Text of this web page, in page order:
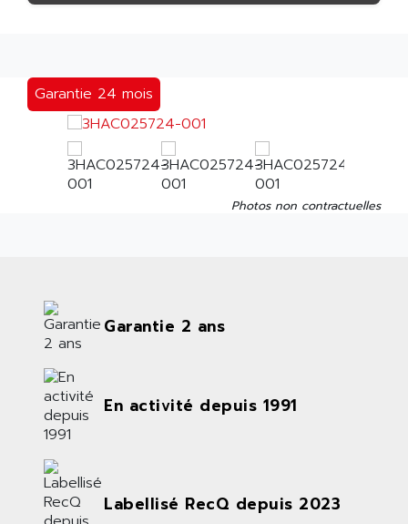
Garantie 24 mois
Photos non contractuelles
Garantie 2 ans
En activité depuis 1991
Labellisé RecQ depuis 2023